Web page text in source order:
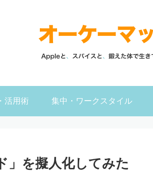
活用術 集中・ワークスタイル
」を擬人化してみた